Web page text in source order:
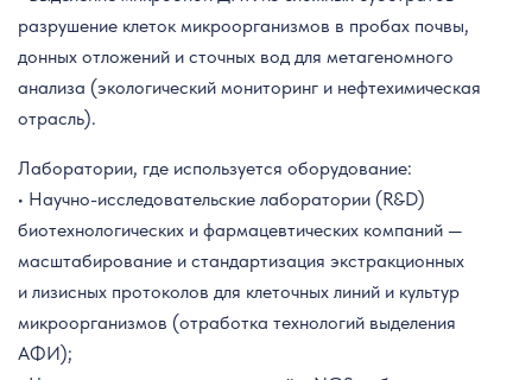
разрушение клеток микроорганизмов в пробах почвы,
донных отложений и сточных вод для метагеномного
анализа (экологический мониторинг и нефтехимическая
отрасль).
Лаборатории, где используется оборудование:
• Научно-исследовательские лаборатории (R&D)
биотехнологических и фармацевтических компаний —
масштабирование и стандартизация экстракционных
и лизисных протоколов для клеточных линий и культур
микроорганизмов (отработка технологий выделения
АФИ);